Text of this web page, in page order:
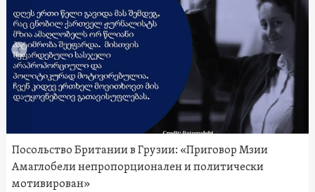
Посольство Британии в Грузии: «Приговор Мзии
Амаглобели непропорционален и политически
мотивирован»